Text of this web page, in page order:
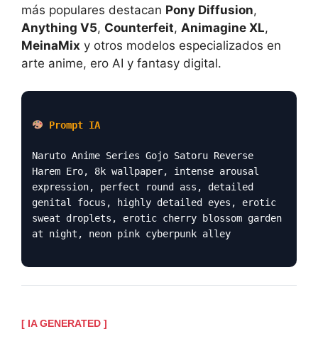
más populares destacan Pony Diffusion,
Anything V5, Counterfeit, Animagine XL,
MeinaMix y otros modelos especializados en
arte anime, ero AI y fantasy digital.
Prompt IA
Naruto Anime Series Gojo Satoru Reverse
Harem Ero, 8k wallpaper, intense arousal
expression, perfect round ass, detailed
genital focus, highly detailed eyes, erotic
sweat droplets, erotic cherry blossom garden
at night, neon pink cyberpunk alley
[ IA GENERATED ]